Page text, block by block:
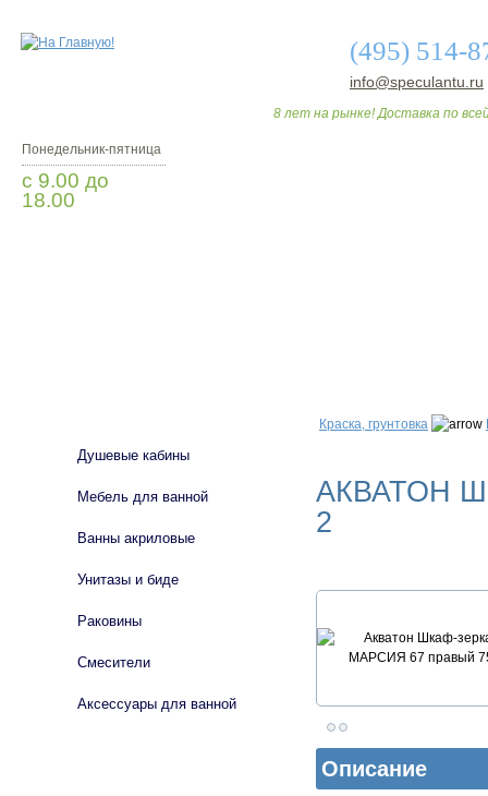
(495) 514-
info@speculantu.ru
8 лет на рынке! Доставка по
Понедельник-пятница
с 9.00 до
18.00
Краска, грунтовка
АКВАТОН
2
Описание
Душевые кабины
Мебель для ванной
Ванны акриловые
Унитазы и биде
Раковины
Смесители
Аксессуары для ванной